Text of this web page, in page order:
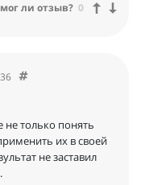
ли отзыв? 0
только понять
их в своей
не заставил